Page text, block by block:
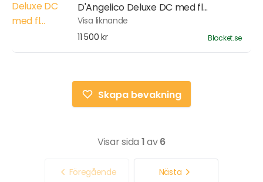
D'Angelico Deluxe DC med fl...
Visa liknande
11 500 kr
Blocket.se
Skapa bevakning
Visar sida 1av6
Föregående Nästa